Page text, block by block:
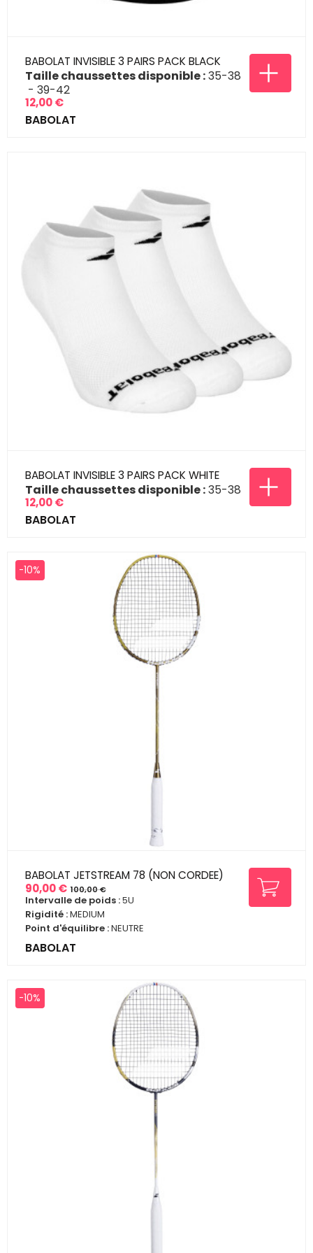
BABOLAT INVISIBLE 3 PAIRS PACK BLACK
Prix
12,00 €
Taille chaussettes disponible :35-38
39-42
BABOLAT
BABOLAT INVISIBLE 3 PAIRS PACK WHITE
Prix
12,00 €
Taille chaussettes disponible :35-38
BABOLAT
BABOLAT JETSTREAM 78 (NON CORDEE)
Prix
90,00 €
Prix
de
base
100,00 €
Intervalle de poids :5U
Rigidité :MEDIUM
Point d'équilibre :NEUTRE
BABOLAT
-10%
-10%